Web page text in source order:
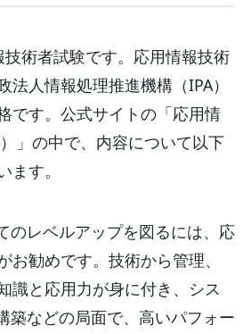
術者試験です。応用情報技術
法人情報処理推進機構（IPA）
です。公式サイトの「応用情
」の中で、内容について以下
す。
のレベルアップを図るには、応
お勧めです。技術から管理、
識と応用力が身に付き、シス
築などの局面で、高いパフォー